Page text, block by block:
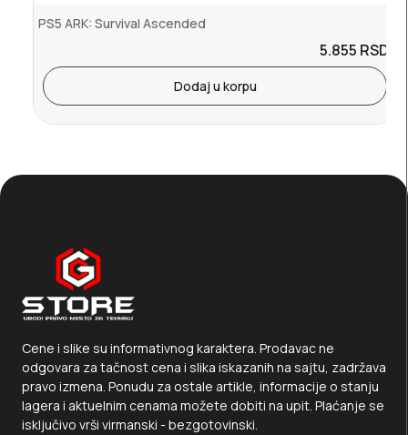
PS5 ARK: Survival Ascended
5.855 RSD.
Dodaj u korpu
Cene i slike su informativnog karaktera. Prodavac ne
odgovara za tačnost cena i slika iskazanih na sajtu, zadržava
pravo izmena. Ponudu za ostale artikle, informacije o stanju
lagera i aktuelnim cenama možete dobiti na upit. Plaćanje se
isključivo vrši virmanski - bezgotovinski.